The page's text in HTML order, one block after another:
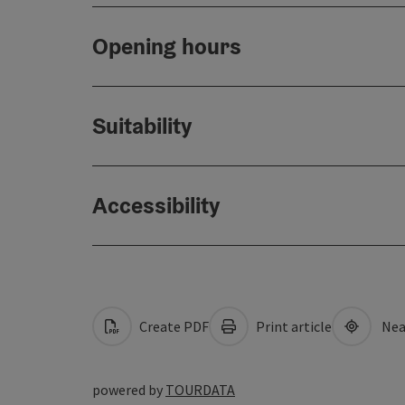
Opening hours
Suitability
Accessibility
Create PDF Print article
powered by TOURDATA